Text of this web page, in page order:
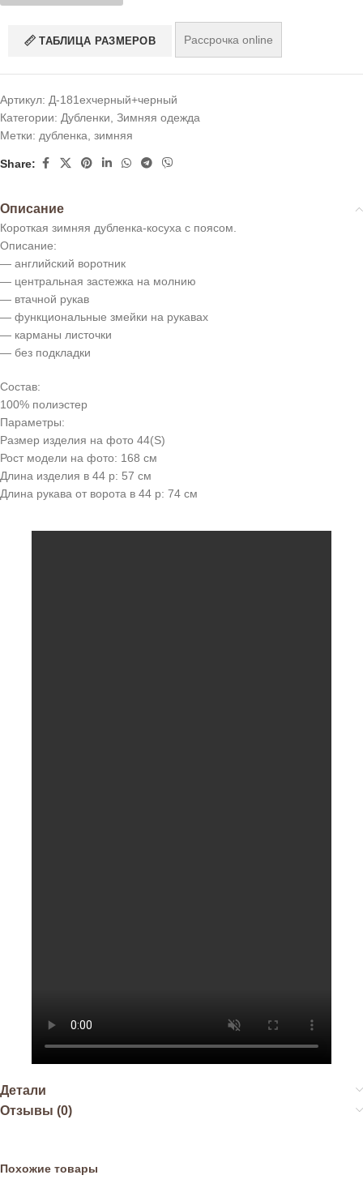
ТАБЛИЦА РАЗМЕРОВ Рассрочка online
Артикул: Д-181ехчерный+черный
Категории: Дубленки, Зимняя одежда
Метки: дубленка, зимняя
Share:
Описание
Короткая зимняя дубленка-косуха с поясом.
Описание:
— английский воротник
— центральная застежка на молнию
— втачной рукав
— функциональные змейки на рукавах
— карманы листочки
— без подкладки
Состав:
100% полиэстер
Параметры:
Размер изделия на фото 44(S)
Рост модели на фото: 168 см
Длина изделия в 44 р: 57 см
Длина рукава от ворота в 44 р: 74 см
Детали
Отзывы (0)
Похожие товары